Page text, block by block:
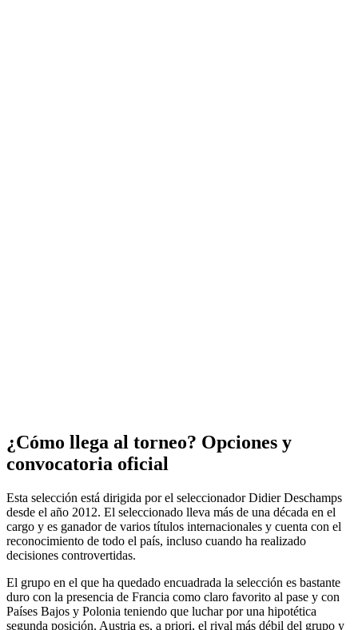
¿Cómo llega al torneo? Opciones y
convocatoria oficial
Esta selección está dirigida por el seleccionador Didier Deschamps
desde el año 2012. El seleccionado lleva más de una década en el
cargo y es ganador de varios títulos internacionales y cuenta con el
reconocimiento de todo el país, incluso cuando ha realizado
decisiones controvertidas.
El grupo en el que ha quedado encuadrada la selección es bastante
duro con la presencia de Francia como claro favorito al pase y con
Países Bajos y Polonia teniendo que luchar por una hipotética
segunda posición. Austria es, a priori, el rival más débil del grupo y